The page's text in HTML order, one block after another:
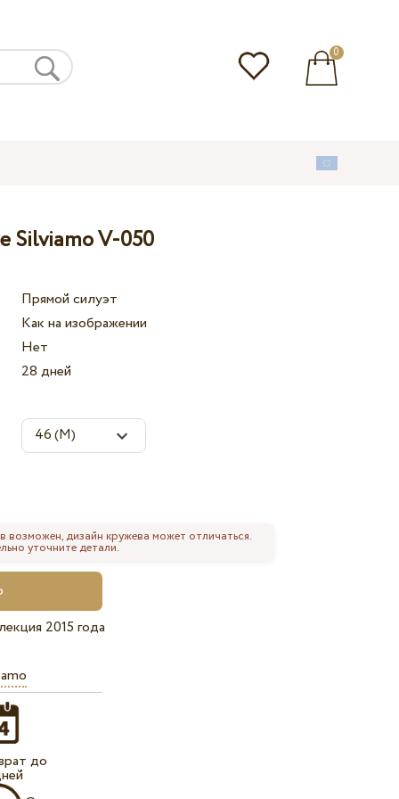
0
Silviamo V-050
Прямой силуэт
Как на изображении
Нет
28 дней
дизайн кружева может отличаться.
уточните детали.
2015 года
до